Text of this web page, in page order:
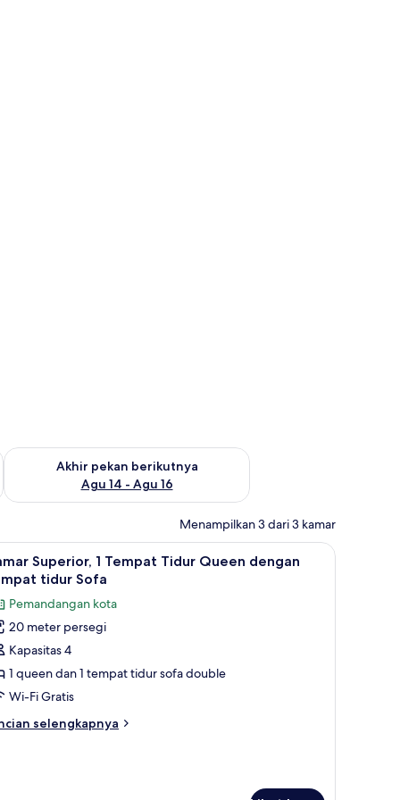
Agu 7 - Agu 9
Akhir pekan berikutnya
Agu 14 - Agu 16
Periksa ketersediaan untuk akhir pekan berikutnya Agu 14 -
Menampilkan 3 dari 3 kamar
bulu angsa, brankas, meja kerja, dan tirai kedap cahaya
Kamar Superior, 1 Tempat Tidur Queen
7
Superior, 1 Tempat Tidur Queen dengan
tidur Sofa
Pemandangan kota
20 meter persegi
Kapasitas 4
1 queen dan 1 tempat tidur sofa double
Wi-Fi Gratis
selengkapnya